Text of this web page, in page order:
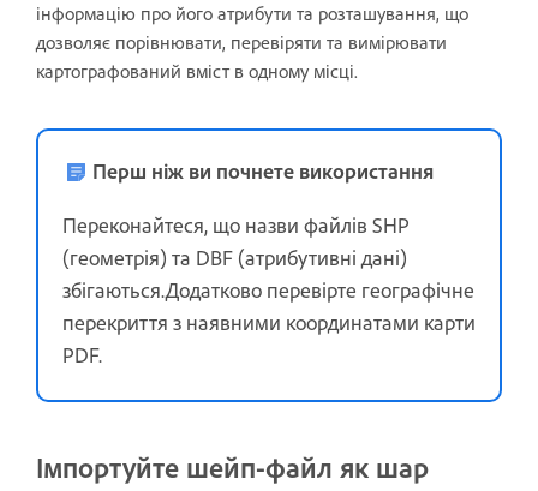
інформацію про його атрибути та розташування, що
дозволяє порівнювати, перевіряти та вимірювати
картографований вміст в одному місці.
Перш ніж ви почнете використання
Переконайтеся, що назви файлів SHP
(геометрія) та DBF (атрибутивні дані)
збігаються.Додатково перевірте географічне
перекриття з наявними координатами карти
PDF.
Імпортуйте шейп-файл як шар